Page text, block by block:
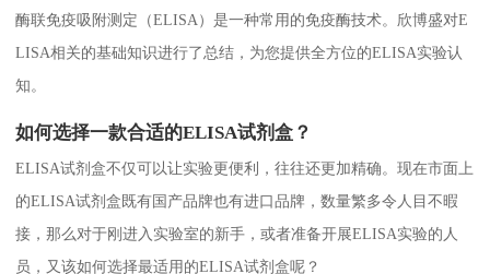
酶联免疫吸附测定（ELISA）是一种常用的免疫酶技术。欣博盛对E
LISA相关的基础知识进行了总结，为您提供全方位的ELISA实验认
知。
如何选择一款合适的ELISA试剂盒？
ELISA试剂盒不仅可以让实验更便利，往往还更加精确。现在市面上
的ELISA试剂盒既有国产品牌也有进口品牌，数量繁多令人目不暇
接，那么对于刚进入实验室的新手，或者准备开展ELISA实验的人
员，又该如何选择最适用的ELISA试剂盒呢？